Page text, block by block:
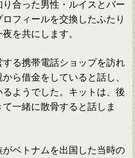
合った男性・ルイスとバー
フィールを交換したふたり
を共にします。
る携帯電話ショップを訪れ
ら借金をしていると話し、
ようでした。キットは、後
一緒に散骨すると話しま
ベトナムを出国した当時の